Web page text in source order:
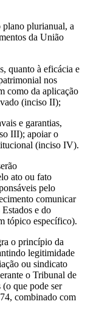
plano plurianual, a
da União
quanto à eficácia e
nos
como da aplicação
(inciso II);
e garantias,
III); apoiar o
(inciso IV).
ato ou fato
pelo
comunicar
e do
tópico específico).
o princípio da
legitimidade
ou sindicato
o Tribunal de
que pode ser
combinado com